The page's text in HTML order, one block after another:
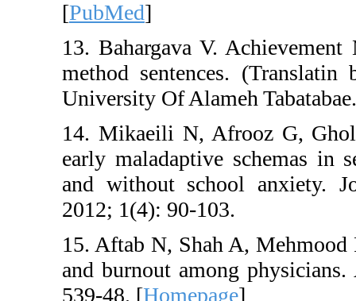
13. Bahargava V.
method
University Of
14. Mikaeili N,
early maladaptive
and without
2012; 1(4): 90-103.
15. Aftab N, Shah
and burnout
539-48. [